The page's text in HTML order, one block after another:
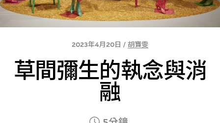
2023年4月20日 / 胡寶雯
草間彌生的執念與消
融